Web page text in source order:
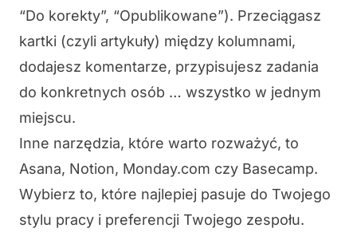
“Do korekty”, “Opublikowane”). Przeciągasz
kartki (czyli artykuły) między kolumnami,
dodajesz komentarze, przypisujesz zadania
do konkretnych osób … wszystko w jednym
miejscu.
Inne narzędzia, które warto rozważyć, to
Asana, Notion, Monday.com czy Basecamp.
Wybierz to, które najlepiej pasuje do Twojego
stylu pracy i preferencji Twojego zespołu.